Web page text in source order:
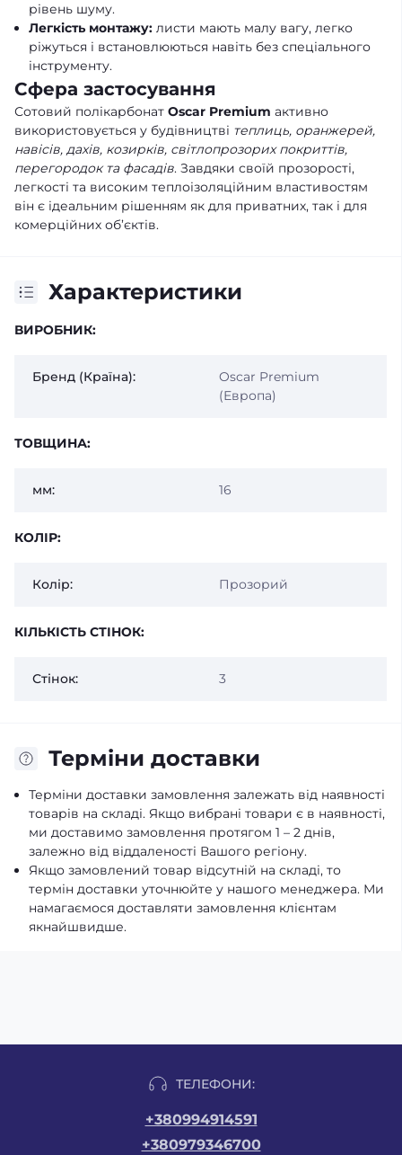
рівень шуму.
Легкість монтажу: листи мають малу вагу, легко
ріжуться і встановлюються навіть без спеціального
інструменту.
Сфера застосування
Сотовий полікарбонат Oscar Premium активно
використовується у будівництві теплиць, оранжерей,
навісів, дахів, козирків, світлопрозорих покриттів,
перегородок та фасадів. Завдяки своїй прозорості,
легкості та високим теплоізоляційним властивостям
він є ідеальним рішенням як для приватних, так і для
комерційних об’єктів.
Характеристики
ВИРОБНИК:
Бренд (Країна):
Oscar Premium
(Европа)
ТОВЩИНА:
мм: 16
КОЛІР:
Колір: Прозорий
КІЛЬКІСТЬ СТІНОК:
Стінок: 3
Терміни доставки
Терміни доставки замовлення залежать від наявності
товарів на складі. Якщо вибрані товари є в наявності,
ми доставимо замовлення протягом 1 – 2 днів,
залежно від віддаленості Вашого регіону.
Якщо замовлений товар відсутній на складі, то
термін доставки уточнюйте у нашого менеджера. Ми
намагаємося доставляти замовлення клієнтам
якнайшвидше.
ТЕЛЕФОНИ:
+380994914591
+380979346700